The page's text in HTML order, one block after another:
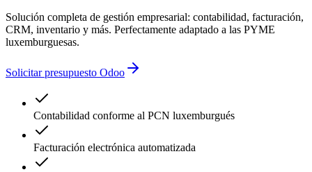
Solución completa de gestión empresarial: contabilidad, facturación,
CRM, inventario y más. Perfectamente adaptado a las PYME
luxemburguesas.
Solicitar presupuesto Odoo
Contabilidad conforme al PCN luxemburgués
Facturación electrónica automatizada